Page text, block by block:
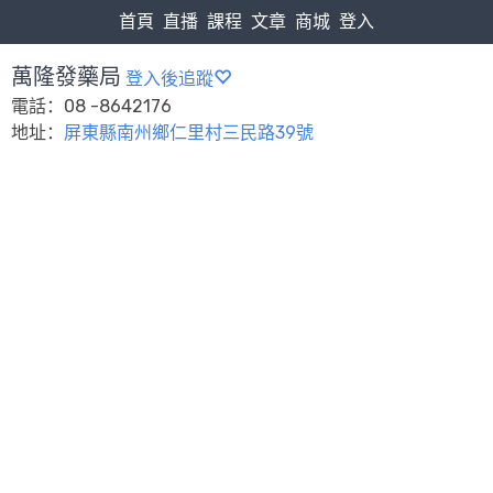
首頁 直播 課程 文章 商城 登入
萬隆發藥局 登入後追蹤
電話：08 -8642176
地址： 屏東縣南州鄉仁里村三民路39號